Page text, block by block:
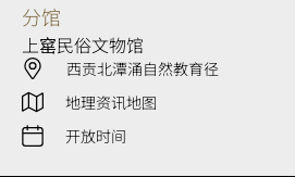
分馆
上窰民俗文物馆
西贡北潭涌自然教育径
地理资讯地图
开放时间